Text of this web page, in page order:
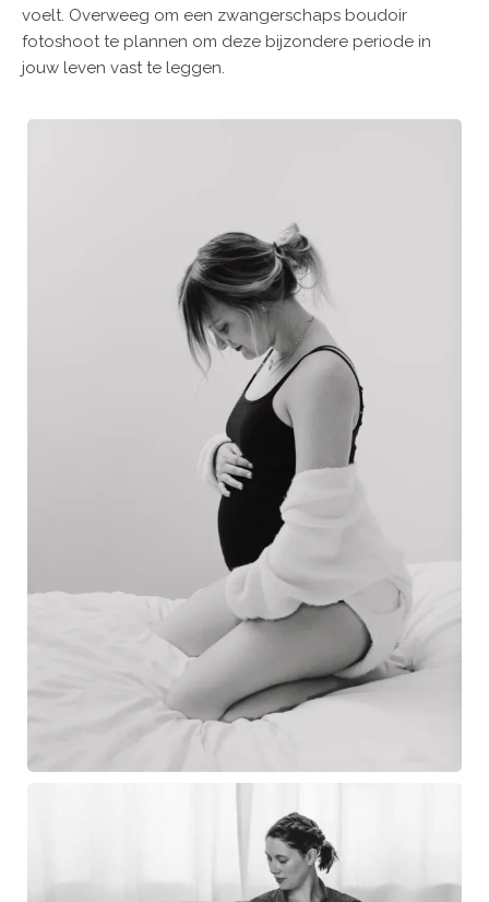
voelt. Overweeg om een zwangerschaps boudoir
fotoshoot te plannen om deze bijzondere periode in
jouw leven vast te leggen.